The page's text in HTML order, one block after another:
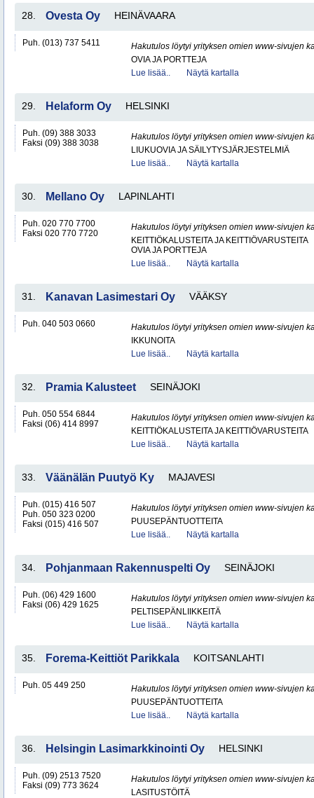
28. Ovesta Oy HEINÄVAARA
Puh. (013) 737 5411
Hakutulos löytyi yrityksen omien www-sivujen
OVIA JA PORTTEJA
Lue lisää..
Näytä kartalla
29. Helaform Oy HELSINKI
Puh. (09) 388 3033
Faksi (09) 388 3038
Hakutulos löytyi yrityksen omien www-sivujen
LIUKUOVIA JA SÄILYTYSJÄRJESTELMIÄ
Lue lisää..
Näytä kartalla
30. Mellano Oy LAPINLAHTI
Puh. 020 770 7700
Faksi 020 770 7720
Hakutulos löytyi yrityksen omien www-sivujen
KEITTIÖKALUSTEITA JA KEITTIÖVARUSTEITA
OVIA JA PORTTEJA
Lue lisää..
Näytä kartalla
31. Kanavan Lasimestari Oy VÄÄKSY
Puh. 040 503 0660
Hakutulos löytyi yrityksen omien www-sivujen
IKKUNOITA
Lue lisää..
Näytä kartalla
32. Pramia Kalusteet SEINÄJOKI
Puh. 050 554 6844
Faksi (06) 414 8997
Hakutulos löytyi yrityksen omien www-sivujen
KEITTIÖKALUSTEITA JA KEITTIÖVARUSTEITA
Lue lisää..
Näytä kartalla
33. Väänälän Puutyö Ky MAJAVESI
Puh. (015) 416 507
Puh. 050 323 0200
Faksi (015) 416 507
Hakutulos löytyi yrityksen omien www-sivujen
PUUSEPÄNTUOTTEITA
Lue lisää..
Näytä kartalla
34. Pohjanmaan Rakennuspelti Oy SEINÄJOKI
Puh. (06) 429 1600
Faksi (06) 429 1625
Hakutulos löytyi yrityksen omien www-sivujen
PELTISEPÄNLIIKKEITÄ
Lue lisää..
Näytä kartalla
35. Forema-Keittiöt Parikkala KOITSANLAHTI
Puh. 05 449 250
Hakutulos löytyi yrityksen omien www-sivujen
PUUSEPÄNTUOTTEITA
Lue lisää..
Näytä kartalla
36. Helsingin Lasimarkkinointi Oy HELSINKI
Puh. (09) 2513 7520
Faksi (09) 773 3624
Hakutulos löytyi yrityksen omien www-sivujen
LASITUSTÖITÄ